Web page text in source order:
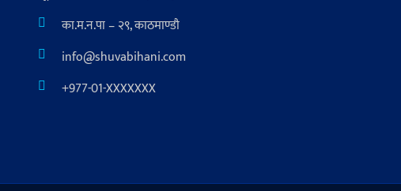
का.म.न.पा – २९, काठमाण्डौ
info@shuvabihani.com
+977-01-XXXXXXX